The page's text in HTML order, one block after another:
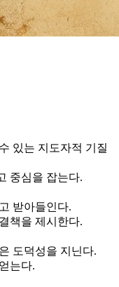
있는 지도자적 기질
중심을 잡는다.
받아들인다.
책을 제시한다.
도덕성을 지닌다.
는다.